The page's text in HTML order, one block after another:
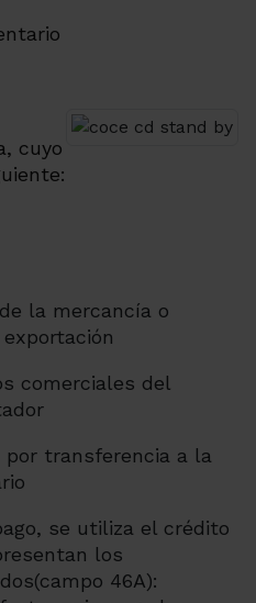
cuyo
la mercancía o
comerciales del
por transferencia a la
se utiliza el crédito
los
46A):